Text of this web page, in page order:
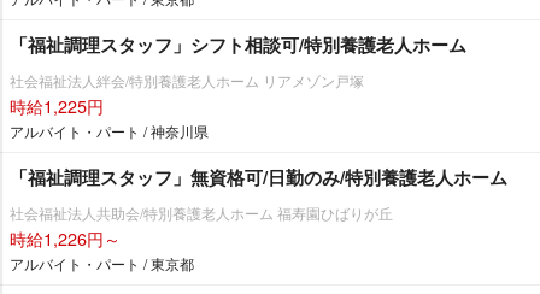
「福祉調理スタッフ」シフト相談可/特別養護老人ホーム
社会福祉法人絆会/特別養護老人ホーム リアメゾン戸塚
時給1,225円
アルバイト・パート / 神奈川県
「福祉調理スタッフ」無資格可/日勤のみ/特別養護老人ホーム
社会福祉法人共助会/特別養護老人ホーム 福寿園ひばりが丘
時給1,226円～
アルバイト・パート / 東京都